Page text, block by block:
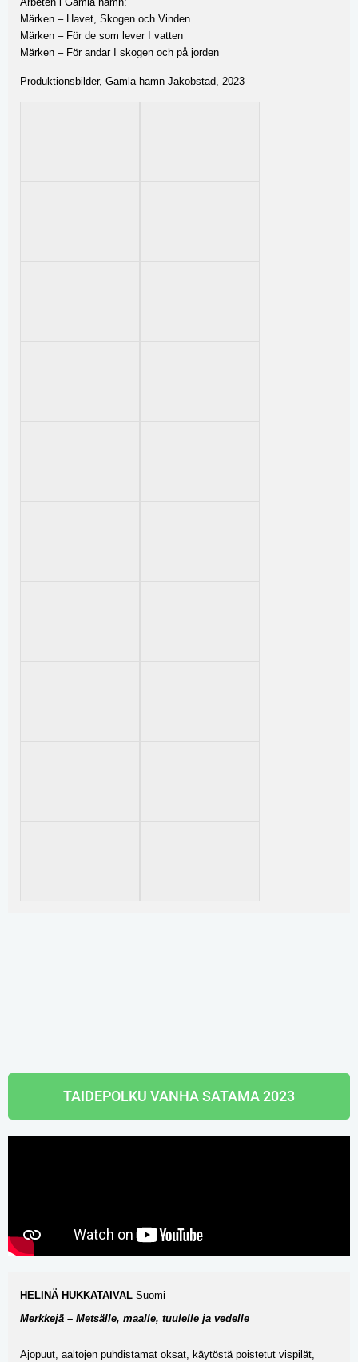
Märken – Havet, Skogen och Vinden
Märken – För de som lever I vatten
Märken – För andar I skogen och på jorden
Produktionsbilder, Gamla hamn Jakobstad, 2023
TAIDEPOLKU VANHA SATAMA 2023
HELINÄ HUKKATAIVAL Suomi
Merkkejä – Metsälle, maalle, tuulelle ja vedelle
Ajopuut, aaltojen puhdistamat oksat, käytöstä poistetut vispilät,